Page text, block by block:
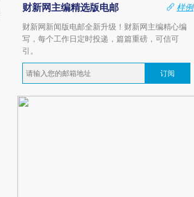
财新网主编精选版电邮
样例
财新网新闻版电邮全新升级！财新网主编精心编
写，每个工作日定时投递，篇篇重磅，可信可
引。
订阅